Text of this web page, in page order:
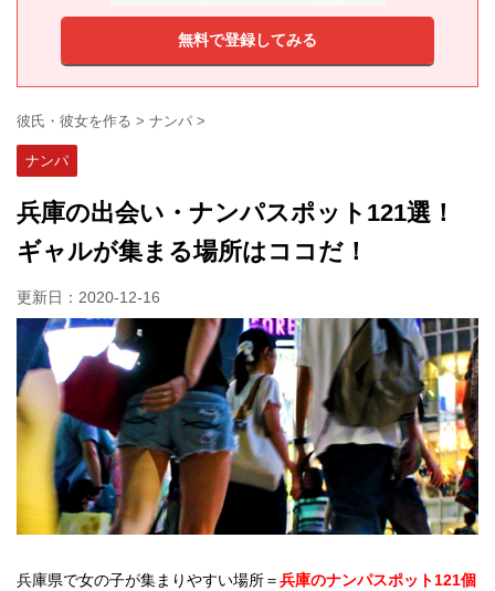
無料で登録してみる
彼氏・彼女を作る > ナンパ >
ナンパ
兵庫の出会い・ナンパスポット121選！
ギャルが集まる場所はココだ！
更新日： 2020-12-16
兵庫県で女の子が集まりやすい場所＝兵庫のナンパスポット121個